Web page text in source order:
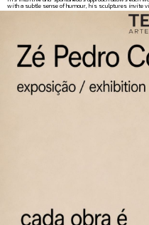
with a subtle sense of humour, his sculptures invite